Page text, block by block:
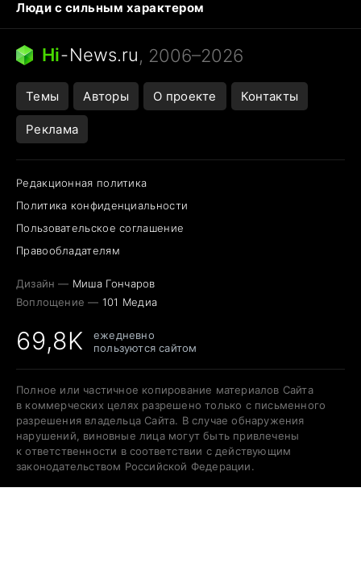
Люди с сильным характером
Кошка писает на кровать
Тунцы в океанариуме
Ядовитые пауки России
Города в ядерной войне
Открытие в Google Maps
Hi-News.ru, 2006–2026
Темы Авторы О проекте Контакты
Реклама
Редакционная политика
Политика конфиденциальности
Пользовательское соглашение
Правообладателям
Дизайн — Миша Гончаров
Воплощение — 101 Медиа
69,8K
ежедневно
пользуются сайтом
Полное или частичное копирование материалов Сайта
в коммерческих целях разрешено только с письменного
разрешения владельца Сайта. В случае обнаружения
нарушений, виновные лица могут быть привлечены
к ответственности в соответствии с действующим
законодательством Российской Федерации.